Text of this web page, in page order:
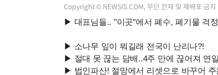
Copyright © NEWSIS.COM, 무단 전재 및 재배포 금지